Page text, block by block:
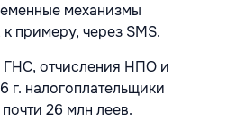
механизмы
примеру, через SMS.
отчисления НПО и
г. налогоплательщики
26 млн леев.